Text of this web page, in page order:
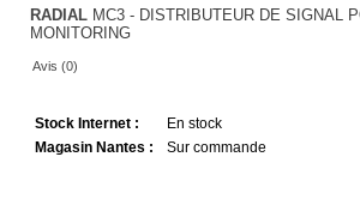
RADIAL MC3 - DISTRIBUTEUR DE SIGNAL
MONITORING
Avis (0)
Stock Internet :
En stock
Magasin Nantes :
Sur commande